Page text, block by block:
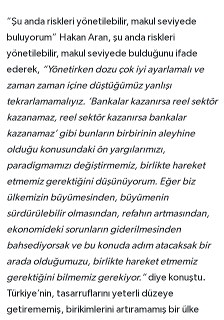
“Şu anda riskleri yönetilebilir, makul seviyede
buluyorum” Hakan Aran, şu anda riskleri
yönetilebilir, makul seviyede bulduğunu ifade
ederek, “Yönetirken dozu çok iyi ayarlamalı ve
zaman zaman içine düştüğümüz yanlışı
tekrarlamamalıyız. ‘Bankalar kazanırsa reel sektör
kazanamaz, reel sektör kazanırsa bankalar
kazanamaz’ gibi bunların birbirinin aleyhine
olduğu konusundaki ön yargılarımızı,
paradigmamızı değiştirmemiz, birlikte hareket
etmemiz gerektiğini düşünüyorum. Eğer biz
ülkemizin büyümesinden, büyümenin
sürdürülebilir olmasından, refahın artmasından,
ekonomideki sorunların giderilmesinden
bahsediyorsak ve bu konuda adım atacaksak bir
arada olduğumuzu, birlikte hareket etmemiz
gerektiğini bilmemiz gerekiyor.”diye konuştu.
Türkiye’nin, tasarruflarını yeterli düzeye
getirememiş, birikimlerini artıramamış bir ülke